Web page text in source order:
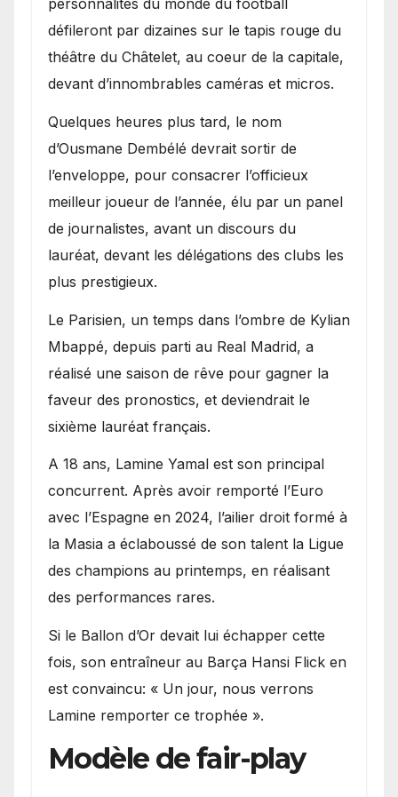
défileront par dizaines sur le tapis rouge du
théâtre du Châtelet, au coeur de la capitale,
devant d’innombrables caméras et micros.
Quelques heures plus tard, le nom
d’Ousmane Dembélé devrait sortir de
l’enveloppe, pour consacrer l’officieux
meilleur joueur de l’année, élu par un panel
de journalistes, avant un discours du
lauréat, devant les délégations des clubs les
plus prestigieux.
Le Parisien, un temps dans l’ombre de Kylian
Mbappé, depuis parti au Real Madrid, a
réalisé une saison de rêve pour gagner la
faveur des pronostics, et deviendrait le
sixième lauréat français.
A 18 ans, Lamine Yamal est son principal
concurrent. Après avoir remporté l’Euro
avec l’Espagne en 2024, l’ailier droit formé à
la Masia a éclaboussé de son talent la Ligue
des champions au printemps, en réalisant
des performances rares.
Si le Ballon d’Or devait lui échapper cette
fois, son entraîneur au Barça Hansi Flick en
est convaincu: « Un jour, nous verrons
Lamine remporter ce trophée ».
Modèle de fair-play